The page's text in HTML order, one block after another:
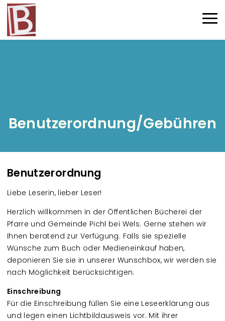
Benutzerordnung/Gebühren
Benutzerordnung
Liebe Leserin, lieber Leser!
Herzlich willkommen in der Öffentlichen Bücherei der
Pfarre und Gemeinde Pichl bei Wels. Gerne stehen wir
Ihnen beratend zur Verfügung. Falls sie spezielle
Wünsche zum Buch oder Medieneinkauf haben,
deponieren Sie sie in unserer Wunschbox, wir werden sie
nach Möglichkeit berücksichtigen.
Einschreibung
Für die Einschreibung füllen Sie eine Leseerklärung aus
und legen einen Lichtbildausweis vor. Mit ihrer